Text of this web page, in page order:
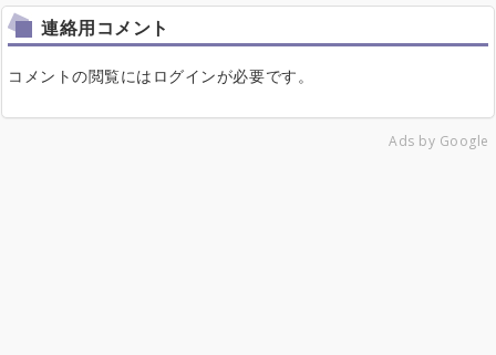
連絡用コメント
コメントの閲覧にはログインが必要です。
Ads by Google